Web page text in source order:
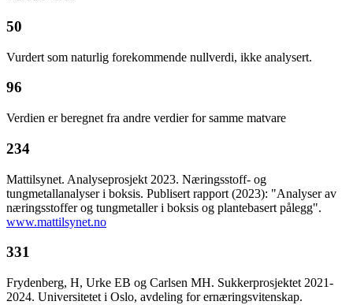
50
Vurdert som naturlig forekommende nullverdi, ikke analysert.
96
Verdien er beregnet fra andre verdier for samme matvare
234
Mattilsynet. Analyseprosjekt 2023. Næringsstoff- og
tungmetallanalyser i boksis. Publisert rapport (2023): "Analyser av
næringsstoffer og tungmetaller i boksis og plantebasert pålegg".
www.mattilsynet.no
331
Frydenberg, H, Urke EB og Carlsen MH. Sukkerprosjektet 2021-
2024. Universitetet i Oslo, avdeling for ernæringsvitenskap.